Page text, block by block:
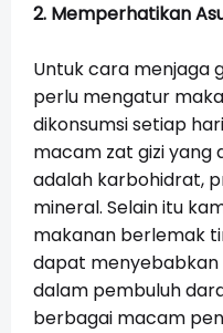
2. Memperhatikan
Untuk cara menjaga
perlu mengatur
dikonsumsi setiap
macam zat gizi yang
adalah karbohidrat,
mineral. Selain itu
makanan berlemak
dapat
dalam pembuluh
berbagai macam